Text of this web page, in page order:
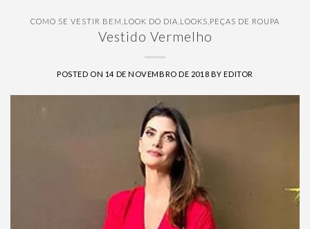
COMO SE VESTIR BEM LOOK DO DIA LOOKS PEÇAS DE ROUPA
Vestido Vermelho
POSTED ON 14 DE NOVEMBRO DE 2018 BYEDITOR